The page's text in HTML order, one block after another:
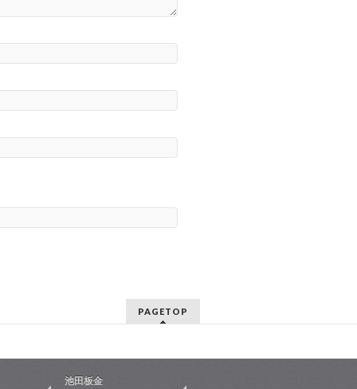
PAGETOP
池田板金